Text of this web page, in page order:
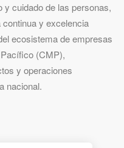
y cuidado de las personas,
y excelencia
ecosistema de empresas
(CMP),
y operaciones
nacional.